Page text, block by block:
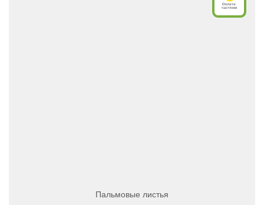
Пальмовые листья